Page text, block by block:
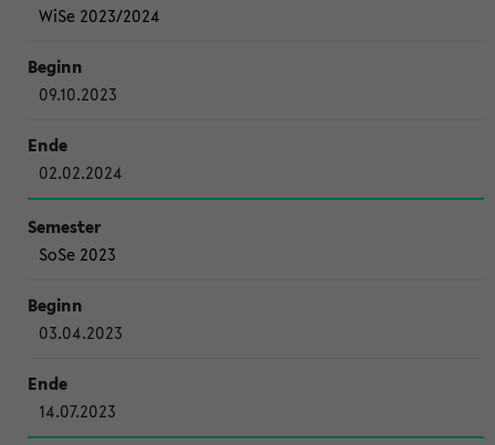
WiSe 2023/2024
09.10.2023
02.02.2024
SoSe 2023
03.04.2023
14.07.2023